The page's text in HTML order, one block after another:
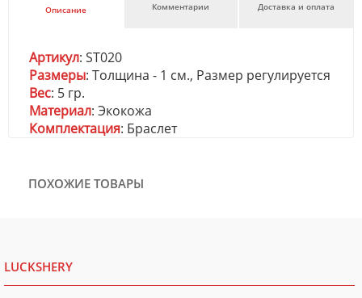
Описание Комментарии Доставка и оплата
Артикул: ST020
Размеры: Толщина - 1 см., Размер регулируется
Вес: 5 гр.
Материал: Экокожа
Комплектация: Браслет
ПОХОЖИЕ ТОВАРЫ
LUCKSHERY